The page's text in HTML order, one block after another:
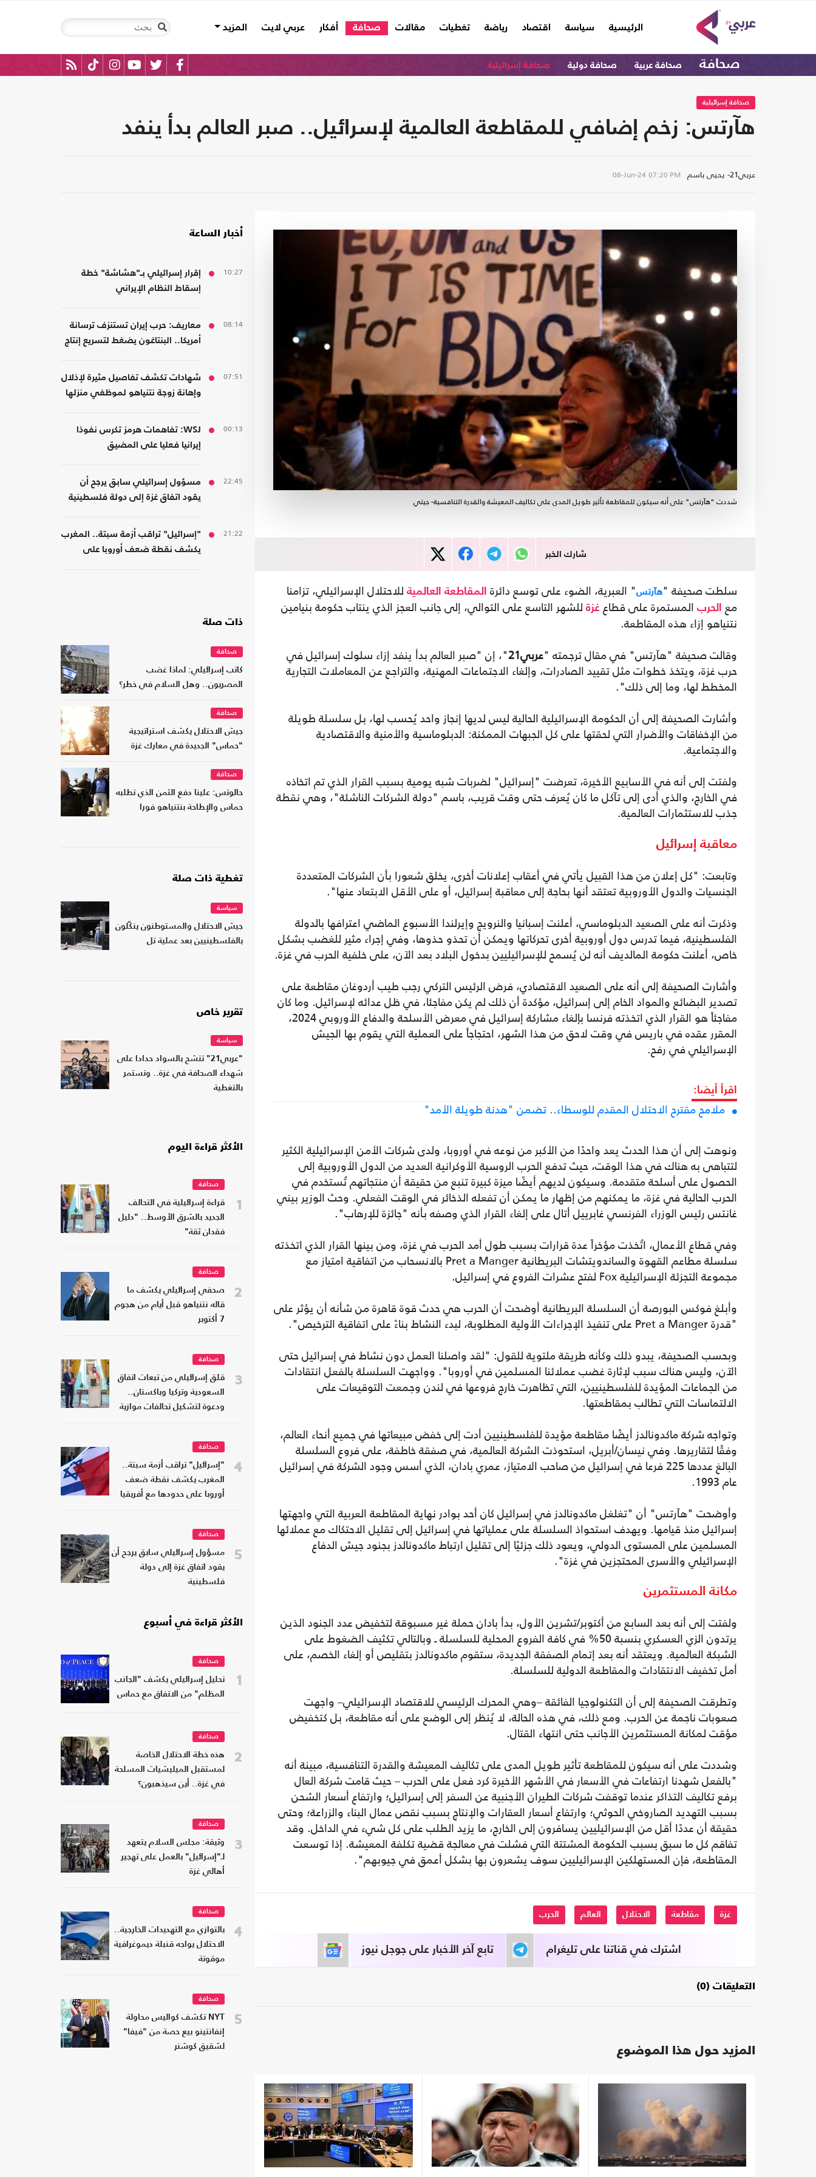
الرئيسية
(current) سياسة اقتصاد رياضة تغطيات مقالات صحافة أفكار عربي لايت المزيد
صحافة صحافة عربية صحافة دولية صحافة إسرائيلية
صحافة إسرائيلية
هآرتس: زخم إضافي للمقاطعة العالمية لإسرائيل.. صبر العالم بدأ ينفد
عربي21- يحيى باسم 08-Jun-24 07:20 PM
شددت "هآرتس" على أنه سيكون للمقاطعة تأثير طويل المدى على تكاليف المعيشة والقدرة التنافسية- جيتي
شارك الخبر
سلطت صحيفة "هآرتس" العبرية، الضوء على توسع دائرة المقاطعة العالمية للاحتلال الإسرائيلي، تزامنا
مع
الحرب المستمرة على قطاع غزة للشهر التاسع على التوالي، إلى جانب العجز الذي ينتاب حكومة بنيامين
نتنياهو إزاء هذه المقاطعة.
وقالت صحيفة "هآرتس" في مقال ترجمته "عربي21
"، إن "صبر العالم بدأ ينفد إزاء سلوك إسرائيل في
حرب غزة، ويتخذ خطوات مثل تقييد الصادرات، وإلغاء الاجتماعات المهنية، والتراجع عن المعاملات التجارية
المخطط لها، وما إلى ذلك".
وأشارت الصحيفة إلى أن الحكومة الإسرائيلية الحالية ليس لديها إنجاز واحد يُحسب لها، بل سلسلة طويلة
من الإخفاقات والأضرار التي لحقتها على كل الجبهات الممكنة: الدبلوماسية والأمنية والاقتصادية
والاجتماعية.
ولفتت إلى أنه في الأسابيع الأخيرة، تعرضت "إسرائيل" لضربات شبه يومية بسبب القرار الذي تم اتخاذه
في الخارج، والذي أدى إلى تآكل ما كان يُعرف حتى وقت قريب، باسم "دولة الشركات الناشئة"، وهي نقطة
جذب للاستثمارات العالمية.
معاقبة إسرائيل
وتابعت: "كل إعلان من هذا القبيل يأتي في أعقاب إعلانات أخرى، يخلق شعورا بأن الشركات المتعددة
الجنسيات والدول الأوروبية تعتقد أنها بحاجة إلى معاقبة إسرائيل، أو على الأقل الابتعاد عنها".
وذكرت أنه على الصعيد الدبلوماسي، أعلنت إسبانيا والنرويج وإيرلندا الأسبوع الماضي اعترافها بالدولة
الفلسطينية، فيما تدرس دول أوروبية أخرى تحركاتها ويمكن أن تحذو حذوها، وفي إجراء مثير للغضب بشكل
خاص، أعلنت حكومة المالديف أنه لن يُسمح للإسرائيليين بدخول البلاد بعد الآن، على خلفية الحرب في غزة.
وأشارت الصحيفة إلى أنه على الصعيد الاقتصادي، فرض الرئيس التركي رجب طيب أردوغان مقاطعة على
تصدير البضائع والمواد الخام إلى إسرائيل، مؤكدة أن ذلك لم يكن مفاجئا، في ظل عدائه لإسرائيل. وما كان
مفاجئاً هو القرار الذي اتخذته فرنسا بإلغاء مشاركة إسرائيل في معرض الأسلحة والدفاع الأوروبي 2024،
المقرر عقده في باريس في وقت لاحق من هذا الشهر، احتجاجاً على العملية التي يقوم بها الجيش
الإسرائيلي في رفح.
اقرأ أيضا:
ملامح مقترح الاحتلال المقدم للوسطاء.. تضمن "هدنة طويلة الأمد"
ونوهت إلى أن هذا الحدث يعد واحدًا من الأكبر من نوعه في أوروبا، ولدى شركات الأمن الإسرائيلية الكثير
لتتباهى به هناك في هذا الوقت، حيث تدفع الحرب الروسية الأوكرانية العديد من الدول الأوروبية إلى
الحصول على أسلحة متقدمة. وسيكون لديهم أيضًا ميزة كبيرة تنبع من حقيقة أن منتجاتهم تُستخدم في
الحرب الحالية في غزة، ما يمكنهم من إظهار ما يمكن أن تفعله الذخائر في الوقت الفعلي. وحث الوزير بيني
غانتس رئيس الوزراء الفرنسي غابرييل أتال على إلغاء القرار الذي وصفه بأنه "جائزة للإرهاب".
وفي قطاع الأعمال، اتُخذت مؤخراً عدة قرارات بسبب طول أمد الحرب في غزة، ومن بينها القرار الذي اتخذته
سلسلة مطاعم القهوة والساندويتشات البريطانية Pret a Manger بالانسحاب من اتفاقية امتياز مع
مجموعة التجزئة الإسرائيلية Fox لفتح عشرات الفروع في إسرائيل.
وأبلغ فوكس البورصة أن السلسلة البريطانية أوضحت أن الحرب هي حدث قوة قاهرة من شأنه أن يؤثر على
"قدرة Pret a Manger على تنفيذ الإجراءات الأولية المطلوبة، لبدء النشاط بناءً على اتفاقية الترخيص".
وبحسب الصحيفة، يبدو ذلك وكأنه طريقة ملتوية للقول: "لقد واصلنا العمل دون نشاط في إسرائيل حتى
الآن، وليس هناك سبب لإثارة غضب عملائنا المسلمين في أوروبا". وواجهت السلسلة بالفعل انتقادات
من الجماعات المؤيدة للفلسطينيين، التي تظاهرت خارج فروعها في لندن وجمعت التوقيعات على
الالتماسات التي تطالب بمقاطعتها.
وتواجه شركة ماكدونالدز أيضًا مقاطعة مؤيدة للفلسطينيين أدت إلى خفض مبيعاتها في جميع أنحاء العالم،
وفقًا لتقاريرها. وفي نيسان/أبريل، استحوذت الشركة العالمية، في صفقة خاطفة، على فروع السلسلة
البالغ عددها 225 فرعا في إسرائيل من صاحب الامتياز، عمري بادان، الذي أسس وجود الشركة في إسرائيل
عام 1993.
وأوضحت "هآرتس" أن "تغلغل ماكدونالدز في إسرائيل كان أحد بوادر نهاية المقاطعة العربية التي واجهتها
إسرائيل منذ قيامها. ويهدف استحواذ السلسلة على عملياتها في إسرائيل إلى تقليل الاحتكاك مع عملائها
المسلمين على المستوى الدولي، ويعود ذلك جزئيًا إلى تقليل ارتباط ماكدونالدز بجنود جيش الدفاع
الإسرائيلي والأسرى المحتجزين في غزة".
مكانة المستثمرين
ولفتت إلى أنه بعد السابع من أكتوبر/تشرين الأول، بدأ بادان حملة غير مسبوقة لتخفيض عدد الجنود الذين
يرتدون الزي العسكري بنسبة 50% في كافة الفروع المحلية للسلسلة ـ وبالتالي تكثيف الضغوط على
الشبكة العالمية. ويعتقد أنه بعد إتمام الصفقة الجديدة، ستقوم ماكدونالدز بتقليص أو إلغاء الخصم، على
أمل تخفيف الانتقادات والمقاطعة الدولية للسلسلة.
وتطرقت الصحيفة إلى أن التكنولوجيا الفائقة –وهي المحرك الرئيسي للاقتصاد الإسرائيلي– واجهت
صعوبات ناجمة عن الحرب. ومع ذلك، في هذه الحالة، لا يُنظر إلى الوضع على أنه مقاطعة، بل كتخفيض
مؤقت لمكانة المستثمرين الأجانب حتى انتهاء القتال.
وشددت على أنه سيكون للمقاطعة تأثير طويل المدى على تكاليف المعيشة والقدرة التنافسية، مبينة أنه
"بالفعل شهدنا ارتفاعات في الأسعار في الأشهر الأخيرة كرد فعل على الحرب – حيث قامت شركة العال
برفع تكاليف التذاكر عندما توقفت شركات الطيران الأجنبية عن السفر إلى إسرائيل؛ وارتفاع أسعار الشحن
بسبب التهديد الصاروخي الحوثي؛ وارتفاع أسعار العقارات والإنتاج بسبب نقص عمال البناء والزراعة؛ وحتى
حقيقة أن عددًا أقل من الإسرائيليين يسافرون إلى الخارج، ما يزيد الطلب على كل شيء في الداخل. وقد
تفاقم كل ما سبق بسبب الحكومة المشتتة التي فشلت في معالجة قضية تكلفة المعيشة. إذا توسعت
المقاطعة، فإن المستهلكين الإسرائيليين سوف يشعرون بها بشكل أعمق في جيوبهم".
غزة مقاطعة الاحتلال العالم الحرب
تابع آخر الأخبار على جوجل نيوز اشترك في قناتنا على تليغرام
التعليقات (0)
المزيد حول هذا الموضوع
أخبار الساعة
10:27
إقرار إسرائيلي بـ"هشاشة" خطة
إسقاط النظام الإيراني
08:14
معاريف: حرب إيران تستنزف ترسانة
أمريكا.. البنتاغون يضغط لتسريع إنتاج
07:51
شهادات تكشف تفاصيل مثيرة لإذلال
وإهانة زوجة نتنياهو لموظفي منزلها
00:13
WSJ: تفاهمات هرمز تكرس نفوذا
إيرانيا فعليا على المضيق
22:45
مسؤول إسرائيلي سابق يرجح أن
يقود اتفاق غزة إلى دولة فلسطينية
21:22
"إسرائيل" تراقب أزمة سبتة.. المغرب
يكشف نقطة ضعف أوروبا على
ذات صلة
صحافة
كاتب إسرائيلي: لماذا غضب
المصريون.. وهل السلام في خطر؟
صحافة
جيش الاحتلال يكشف استراتيجية
"حماس" الجديدة في معارك غزة
صحافة
حالوتس: علينا دفع الثمن الذي تطلبه
حماس والإطاحة بنتنياهو فورا
تغطية ذات صلة
سياسة
جيش الاحتلال والمستوطنون ينكّلون
بالفلسطينيين بعد عملية تل
تقرير خاص
سياسة
"عربي21" تتشح بالسواد حدادا على
شهداء الصحافة في غزة.. وتستمر
بالتغطية
الأكثر قراءة اليوم
1
صحافة
قراءة إسرائيلية في التحالف
الجديد بالشرق الأوسط.. "دليل
فقدان ثقة"
2
صحافة
صحفي إسرائيلي يكشف ما
قاله نتنياهو قبل أيام من هجوم
7 أكتوبر
3
صحافة
قلق إسرائيلي من تبعات اتفاق
السعودية وتركيا وباكستان..
ودعوة لتشكيل تحالفات موازية
4
صحافة
"إسرائيل" تراقب أزمة سبتة..
المغرب يكشف نقطة ضعف
أوروبا على حدودها مع أفريقيا
5
صحافة
مسؤول إسرائيلي سابق يرجح أن
يقود اتفاق غزة إلى دولة
فلسطينية
الأكثر قراءة في أسبوع
1
صحافة
تحليل إسرائيلي يكشف "الجانب
المظلم" من الاتفاق مع حماس
2
صحافة
هذه خطة الاحتلال الخاصة
لمستقبل الميليشيات المسلحة
في غزة.. أين سيذهبون؟
3
صحافة
وثيقة: مجلس السلام يتعهد
لـ"إسرائيل" بالعمل على تهجير
أهالي غزة
4
صحافة
بالتوازي مع التهديدات الخارجية..
الاحتلال يواجه قنبلة ديموغرافية
موقوتة
5
صحافة
NYT تكشف كواليس محاولة
إنفانتينو بيع حصة من "فيفا"
لشقيق كوشنر